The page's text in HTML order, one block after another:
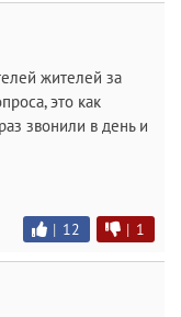
жителей за
это как
звонили в день и
| 12 | 1